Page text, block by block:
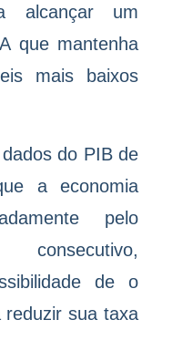
alcançar um
que mantenha
mais baixos
do PIB de
a economia
pelo
de o
reduzir sua taxa